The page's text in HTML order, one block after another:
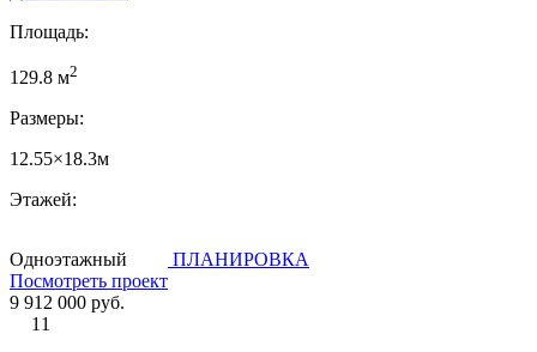
Площадь:
129.8 м2
Размеры:
12.55×18.3м
Этажей:
Одноэтажный
ПЛАНИРОВКА
Посмотреть проект
9 912 000 руб.
11